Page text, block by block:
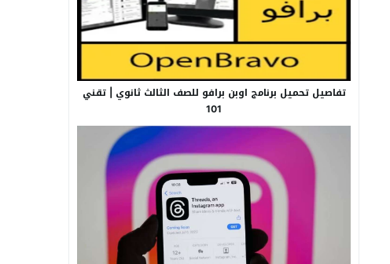
تفاصيل تحميل برنامج اوبن برافو للصف الثالث ثانوي | تقني
101